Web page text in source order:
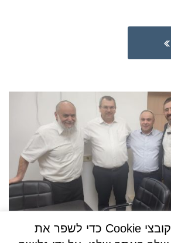
הראשית ר' יהודה כהן
אנו משתמשים בקובצי Cookie כדי לשפר את